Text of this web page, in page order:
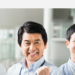
お問合せ